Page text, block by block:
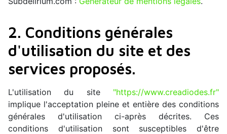
2. Conditions générales
d'utilisation du site et des
services proposés.
L'utilisation du site "https://www.creadiodes.fr"
implique l'acceptation pleine et entière des conditions
générales d'utilisation ci-après décrites. Ces
conditions d'utilisation sont susceptibles d'être